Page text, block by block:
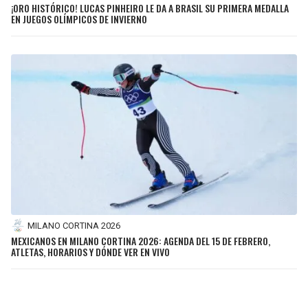
¡ORO HISTÓRICO! LUCAS PINHEIRO LE DA A BRASIL SU PRIMERA MEDALLA
EN JUEGOS OLÍMPICOS DE INVIERNO
MILANO CORTINA 2026
MEXICANOS EN MILANO CORTINA 2026: AGENDA DEL 15 DE FEBRERO,
ATLETAS, HORARIOS Y DÓNDE VER EN VIVO